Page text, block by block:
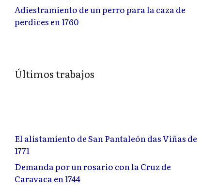
Adiestramiento de un perro para la caza de
perdices en 1760
Últimos trabajos
El alistamiento de San Pantaleón das Viñas de
1771
Demanda por un rosario con la Cruz de
Caravaca en 1744